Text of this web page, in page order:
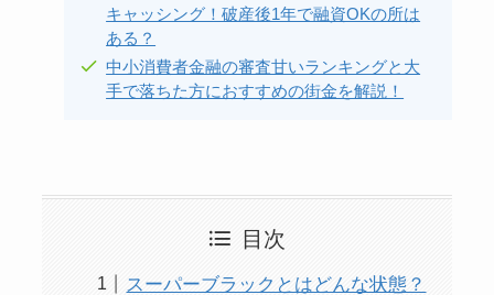
キャッシング！破産後1年で融資OKの所は
ある？
中小消費者金融の審査甘いランキングと大
手で落ちた方におすすめの街金を解説！
目次
スーパーブラックとはどんな状態？